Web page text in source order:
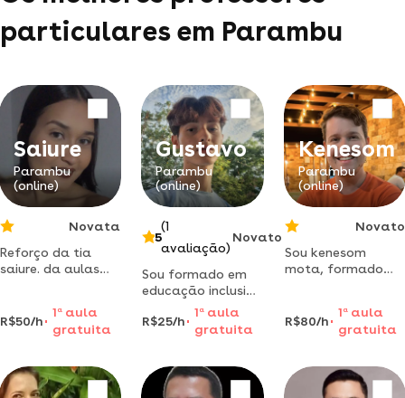
particulares em Parambu
Saiure
Parambu
(online)
Novata
Reforço da tia
saiure. da aulas
reforço nas
dificuldades dos
R$50/h
1 aaula
gratuita
Gustavo
Parambu
(online)
5
(1
avaliação)
Novato
Sou formado em
educação inclusiva
pela fundação
bradesco e tenho
experiência no
de crianças com
tea.
R$25/h
1 a aula
gratuita
Kenesom
Parambu
(online)
Novato
Sou kenesom
mota, formado
psicopedagogia.
trabalho com
tdah, dislexia.
relacionado a
R$80/h
1 aaula
gratuita